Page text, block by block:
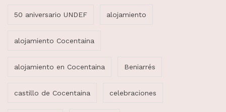
50 aniversario UNDEF alojamiento
alojamiento Cocentaina
alojamiento en Cocentaina Beniarrés
castillo de Cocentaina celebraciones